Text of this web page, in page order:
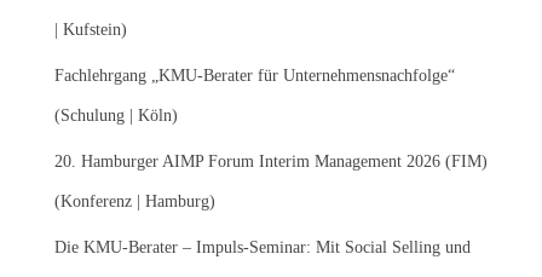
| Kufstein)
Fachlehrgang „KMU-Berater für Unternehmensnachfolge“
(Schulung | Köln)
20. Hamburger AIMP Forum Interim Management 2026 (FIM)
(Konferenz | Hamburg)
Die KMU-Berater – Impuls-Seminar: Mit Social Selling und